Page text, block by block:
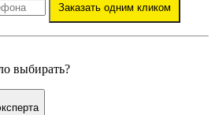
Заказать одним кликом
выбирать?